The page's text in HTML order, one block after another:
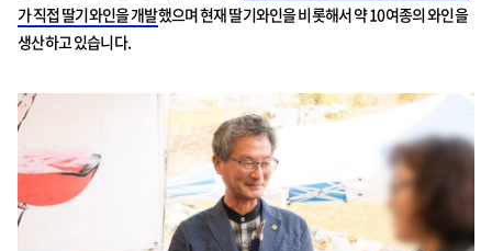
가 직접 딸기와인을 개발했으며 현재 딸기와인을 비롯해서 약 10여종의 와인을
생산하고 있습니다.